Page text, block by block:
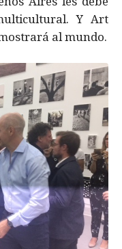
Y Art
al mundo.